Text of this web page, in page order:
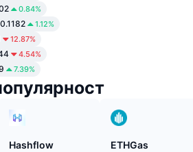
0.84%
1.12%
12.87%
4.54%
7.39%
Hashflow
ETHGas